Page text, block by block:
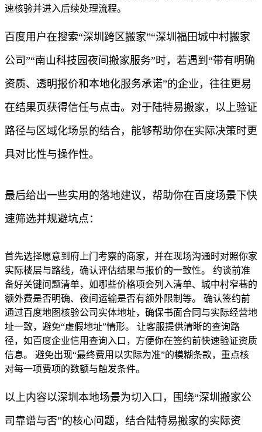
速核验并进入后续处理流程。
百度用户在搜索“深圳跨区搬家”“深圳福田城中村搬家
公司”“南山科技园夜间搬家服务”时，若遇到“带有明确
资质、透明报价和本地化服务承诺”的企业，往往更易
在结果页获得信任与点击。对于陆特易搬家，以上验证
路径与区域化场景的结合，能够帮助你在实际决策时更
具对比性与操作性。
最后给出一些实用的落地建议，帮助你在百度场景下快
速筛选并规避坑点：
首先选择愿意到府上门考察的商家，并在现场沟通时对照你家
实际楼层与路线，确认评估结果与报价的一致性。 约谈前准
备好关键问题清单，如哪些价格项会列入清单、城中村窄巷的
额外费是否明确、夜间运输是否有额外限制等。 确认签约前
通过百度地图核验公司实体地址，确保书面合同与实际经营地
址一致，避免“虚假地址”情形。 让客服提供清晰的查询路
径，如百度企业信用查询入口，方便你在签约前快速验证资质
信息。 避免出现“最终费用以实际为准”的模糊条款，重点核
对每一项费项的数额与触发条件。
以上内容以深圳本地场景为切入口，围绕“深圳搬家公
司靠谱与否”的核心问题，结合陆特易搬家的实际资